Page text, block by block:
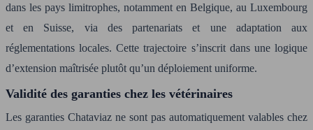
dans les pays limitrophes, notamment en Belgique, au Luxembourg
et en Suisse, via des partenariats et une adaptation aux
réglementations locales. Cette trajectoire s’inscrit dans une logique
d’extension maîtrisée plutôt qu’un déploiement uniforme.
Validité des garanties chez les vétérinaires
Les garanties Chataviaz ne sont pas automatiquement valables chez